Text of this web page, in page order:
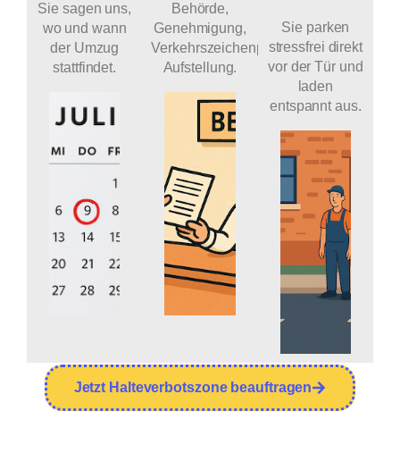
Sie sagen uns,
wo und wann
der Umzug
stattfindet.
Behörde,
Genehmigung,
Verkehrszeichenplan,
Aufstellung.
Sie parken
stressfrei direkt
vor der Tür und
laden
entspannt aus.
Jetzt Halteverbotszone beauftragen